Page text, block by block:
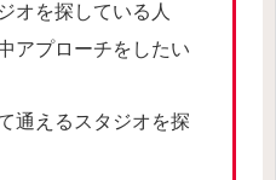
オを探している人
アプローチをしたい
通えるスタジオを探